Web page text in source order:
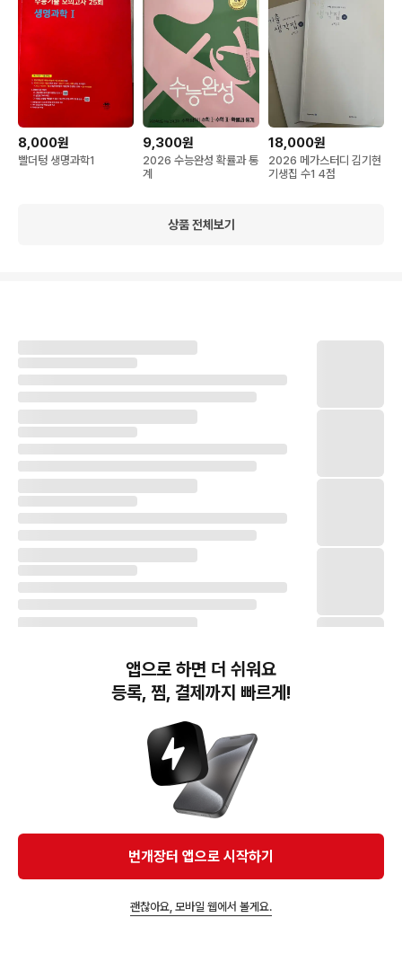
앱에서 구매하기
8,000원
빨더텅 생명과학1
9,300원
2026 수능완성 확률과 통
계
18,000원
2026 메가스터디 김기현
기생집 수1 4점
상품 전체보기
번개장터(주) 사업자정보, 이용약관 및 기타 법적고지
번개장터㈜는 통신판매중개자이며, 통신판매의 당사자가 아닙니다. 전자상거래 등에서의
소비자보호에 관한 법률 등 관련 법령 및 번개장터㈜의 약관에 따라 상품, 상품정보, 거래에 관한 책임은
개별 판매자에게 귀속하고, 번개장터㈜는 원칙적으로 회원간 거래에 대하여 책임을 지지 않습니다.
다만, 번개장터㈜가 직접 판매하는 상품에 대한 책임은 번개장터㈜에게 귀속합니다.
APP 다운로드
앱으로 하면 더 쉬워요
등록, 찜, 결제까지 빠르게!
번개장터 앱으로 시작하기
괜찮아요, 모바일 웹에서 볼게요.